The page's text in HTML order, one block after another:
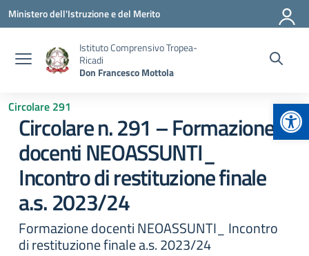
Vai ai contenuti
Vai al menu di navigazione
Vai al footer
Ministero dell'Istruzione e del Merito
Istituto Comprensivo Tropea-
Ricadi
Don Francesco Mottola
Circolare 291
Circolare n. 291 – Formazione
docenti NEOASSUNTI_
Incontro di restituzione finale
a.s. 2023/24
Formazione docenti NEOASSUNTI_ Incontro
di restituzione finale a.s. 2023/24